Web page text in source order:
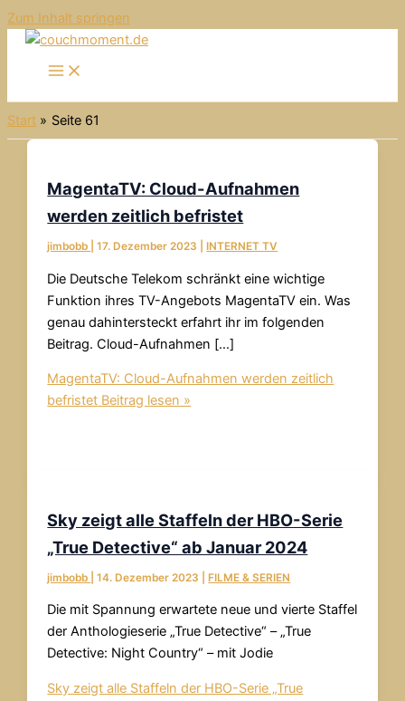
Zum Inhalt springen
Start Seite 61
MagentaTV: Cloud-Aufnahmen
werden zeitlich befristet
jimbobb |17. Dezember 2023 INTERNET TV
Die Deutsche Telekom schränkt eine wichtige
Funktion ihres TV-Angebots MagentaTV ein. Was
genau dahintersteckt erfahrt ihr im folgenden
Beitrag. Cloud-Aufnahmen […]
MagentaTV: Cloud-Aufnahmen werden zeitlich
befristet Beitrag lesen »
Sky zeigt alle Staffeln der HBO-Serie
„True Detective“ ab Januar 2024
jimbobb |14. Dezember 2023 FILME & SERIEN
Die mit Spannung erwartete neue und vierte Staffel
der Anthologieserie „True Detective“ – „True
Detective: Night Country“ – mit Jodie
Sky zeigt alle Staffeln der HBO-Serie „True